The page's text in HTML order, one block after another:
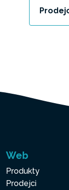
Web
Produkty
Prodejci